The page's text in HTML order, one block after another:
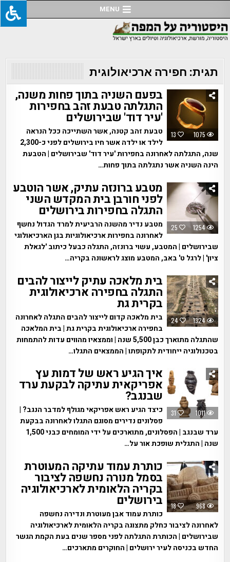
to
content
MENU
תגית: חפירה ארכיאולוגית
13 1075
בפעם השניה בתוך פחות משנה,
התגלתה טבעת זהב בחפירות
'עיר דוד' שבירושלים
טבעת זהב קטנה, אשר השתייכה ככל הנראה
לילד או ילדה אשר חיו בירושלים לפני כ-2,300
שנה, התגלתה לאחרונה בחפירות 'עיר דוד' שבירושלים | הטבעת
הינה השניה אשר נתגלתה בתוך פחות…
25 1254
מטבע ברונזה עתיק, אשר הוטבע
לפני חורבן בית המקדש השני
התגלה בחפירות בירושלים
מטבע נדיר מהשנה הרביעית למרד הגדול נחשף
לאחרונה בחפירות ארכיאולוגיות בגן הארכיאולוגי
שבירושלים | המטבע, עשוי ברונזה, התגלה כבעל כיתוב 'לגאלת
ציון' | לרגל ט' באב, המטבע מוצג לראשונה בקריה…
24 1324
בית מלאכה עתיק לייצור להבים
התגלה בחפירה ארכיאולוגית
בקרית גת
בית מלאכה קדום לייצור להבים התגלה לאחרונה
בחפירה ארכיאולוגית בקרית גת | בית המלאכה
שהתגלה מתוארך כבן 5,500 שנה | וממצאיו מהווים עדות להתמחות
בטכנולוגיה ייחודית לתקופתו | הממצאים התגלו…
31 1011
איך הגיע ראש של דמות עץ
אפריקאית עתיקה לבקעת ערד
שבנגב?
כיצד הגיע ראש אפריקאי מגולף למדבר הנגב? |
פסלונים נדירים מסוגם התגלו לאחרונה בבקעת
ערד שבנגב | הפסלונים, מתוארכים על ידי המומחים כבני 1,500
שנה | התגלית שופכת אור על…
18 968
כותרת עמוד עתיקה המעוטרת
בסמל מנורה נחשפה לציבור
בקריה הלאומית לארכיאולוגיה
בירושלים
כותרת עמוד אבן מעוטרת ונדירה נחשפה
לאחרונה לציבור כחלק מתצוגה בקריה הלאומית לארכיאולוגיה
שבירושלים | הכותרת התגלתה לפני מספר שנים בעת הקמת הגשר
החדש בכניסה לעיר ירושלים | החוקרים מתארכים…